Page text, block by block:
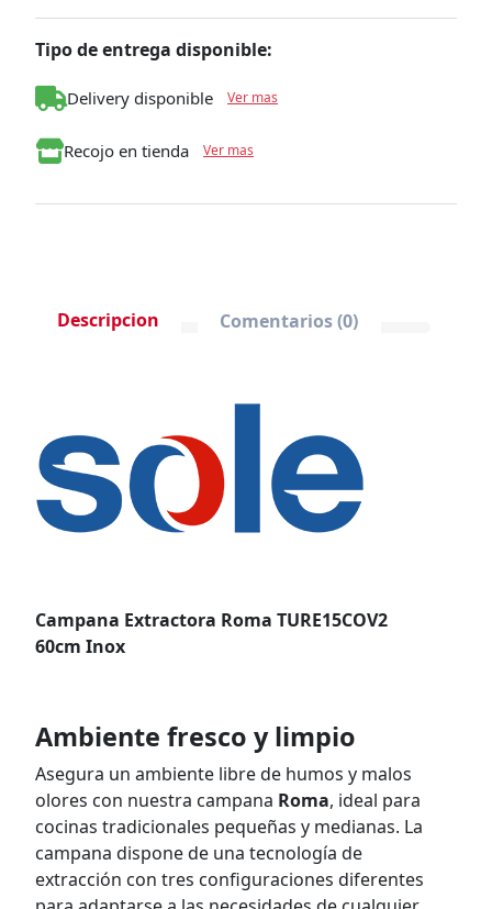
mayor iluminación)
Nivel de ruido: 62 dB (A)
Tipo de entrega disponible:
Delivery disponible Ver mas
Recojo en tienda Ver mas
Descripcion Comentarios (0)
Campana Extractora Roma TURE15COV2
60cm Inox
Ambiente fresco y limpio
Asegura un ambiente libre de humos y malos
olores con nuestra campana Roma, ideal para
cocinas tradicionales pequeñas y medianas. La
campana dispone de una tecnología de
extracción con tres configuraciones diferentes